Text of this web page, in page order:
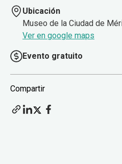
Ubicación
Museo de la Ciudad de
Ver en google maps
Evento gratuito
Compartir